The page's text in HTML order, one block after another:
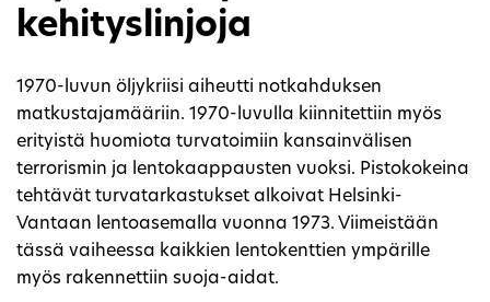
kehityslinjoja
1970-luvun öljykriisi aiheutti notkahduksen
matkustajamääriin. 1970-luvulla kiinnitettiin myös
erityistä huomiota turvatoimiin kansainvälisen
terrorismin ja lentokaappausten vuoksi. Pistokokeina
tehtävät turvatarkastukset alkoivat Helsinki-
Vantaan lentoasemalla vuonna 1973. Viimeistään
tässä vaiheessa kaikkien lentokenttien ympärille
myös rakennettiin suoja-aidat.